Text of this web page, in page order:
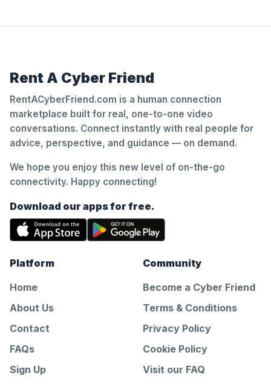
Rent A Cyber Friend
RentACyberFriend.com is a human connection
marketplace built for real, one-to-one video
conversations. Connect instantly with real people for
advice, perspective, and guidance — on demand.
We hope you enjoy this new level of on-the-go
connectivity. Happy connecting!
Download our apps for free.
Platform
Home
About Us
Contact
FAQs
Sign Up
Community
Become a Cyber Friend
Terms & Conditions
Privacy Policy
Cookie Policy
Visit our FAQ